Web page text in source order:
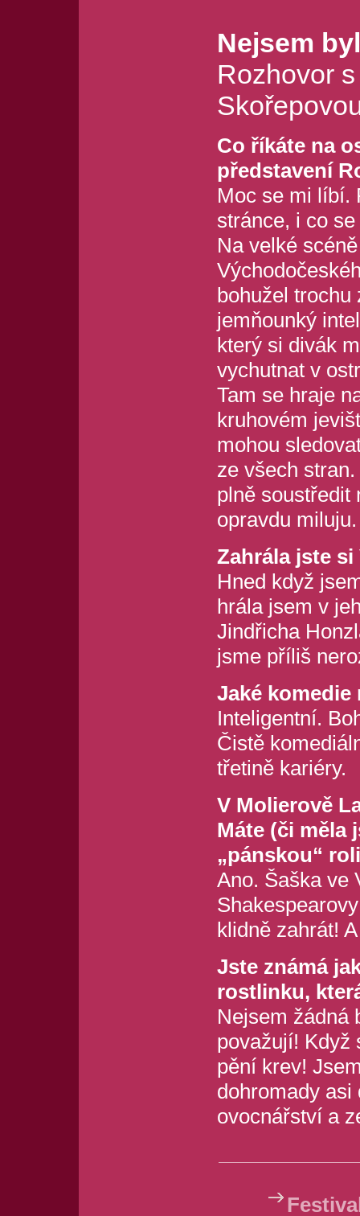
Nejsem
Rozhovor
Co říkáte na
představení
Moc se mi líbí.
stránce, i co
Na velké scéně
bohužel trochu
jemňounký
který si divák
vychutnat v
Tam se hraje
kruhovém
mohou
ze všech
plně soustředit
opravdu miluju.
Zahrála jste
Hned když
hrála jsem v
Jindřicha
jsme příliš
Jaké komedie
Inteligentní.
Čistě
třetině kariéry.
V Molierově
Máte (či měla
„pánskou“
Ano. Šaška ve
klidně zahrát!
Jste známá
rostlinku,
Nejsem žádná
považují! Když
pění krev!
dohromady
ovocnářství a